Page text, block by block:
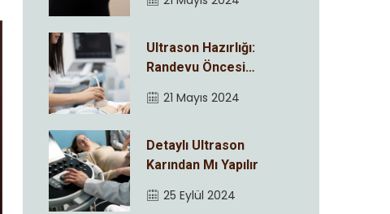
Ultrason Hazırlığı:
Randevu Öncesi
21 Mayıs 2024
Detaylı Ultrason
Karından Mı Yapılır
25 Eylül 2024